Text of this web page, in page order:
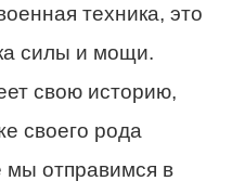
техника, это
силы и мощи.
свою историю,
своего рода
мы отправимся в